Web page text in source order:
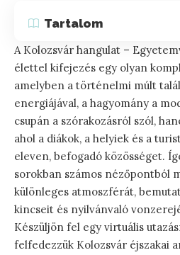
Tartalom
A Kolozsvár hangulat –
élettel kifejezés egy olyan
amelyben a történelmi múlt
energiájával, a hagyomány a
csupán a szórakozásról szól,
ahol a diákok, a helyiek és a
eleven, befogadó közösséget.
sorokban számos nézőpontból
különleges atmoszférát,
kincseit és nyilvánvaló
Készüljön fel egy virtuális
felfedezzük Kolozsvár éjszakai